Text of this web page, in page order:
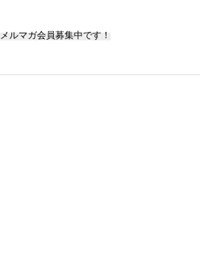
メルマガ会員募集中です！